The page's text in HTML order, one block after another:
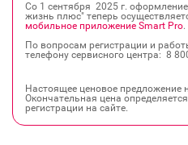
Со 1 сентября 2025 г.
жизнь плюс" теперь
мобильное приложение Smart Pro.
По вопросам регистрации и
телефону сервисного центра: 8
Настоящее ценовое предложение
Окончательная цена
регистрации на сайте.